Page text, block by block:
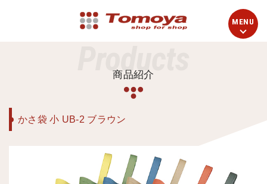
Products
商品紹介
かさ袋 小 UB-2 ブラウン